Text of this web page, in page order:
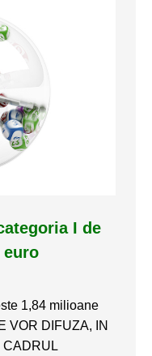
I de
euro
1,84 milioane
VOR DIFUZA, IN
CADRUL